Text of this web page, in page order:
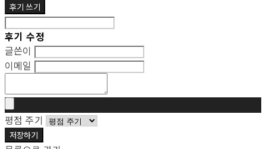
후기 쓰기
후기 수정
글쓴이
이메일
평점 주기
저장하기